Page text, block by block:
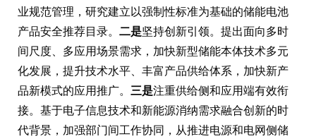
业规范管理，研究建立以强制性标准为基础的储能电池
产品安全推荐目录。 二是坚持创新引领。提出面向多时
间尺度、多应用场景需求，加快新型储能本体技术多元
化发展，提升技术水平、丰富产品供给体系，加快新产
品新模式的应用推广。 三是注重供给侧和应用端有效衔
接。基于电子信息技术和新能源消纳需求融合创新的时
代背景，加强部门间工作协同，从推进电源和电网侧储